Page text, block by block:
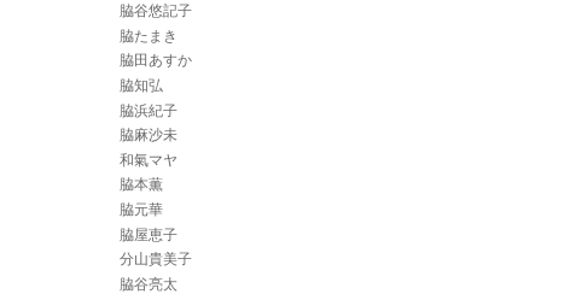
脇谷悠記子
脇たまき
脇田あすか
脇知弘
脇浜紀子
脇麻沙未
和氣マヤ
脇本薫
脇元華
脇屋恵子
分山貴美子
脇谷亮太